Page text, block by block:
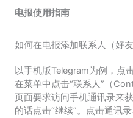
电报使用指南
如何在电报添加联系人（好友
以手机版Telegram为例，点
在菜单中点击“联系人”（
页面要求访问手机通讯录来
的话点击“继续”。点击通讯